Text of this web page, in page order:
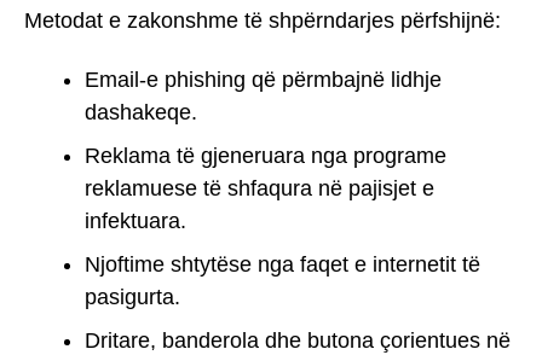
Metodat e zakonshme të shpërndarjes përfshijnë:
Email-e phishing që përmbajnë lidhje
dashakeqe.
Reklama të gjeneruara nga programe
reklamuese të shfaqura në pajisjet e
infektuara.
Njoftime shtytëse nga faqet e internetit të
pasigurta.
Dritare, banderola dhe butona çorientues në